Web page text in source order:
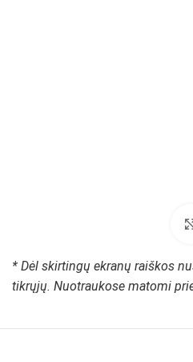
* Dėl skirtingų ekranų raiškos
tikrųjų. Nuotraukose matomi